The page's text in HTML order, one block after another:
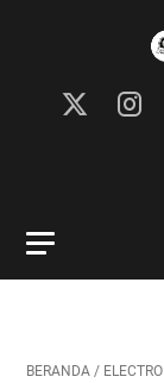
BERANDA /